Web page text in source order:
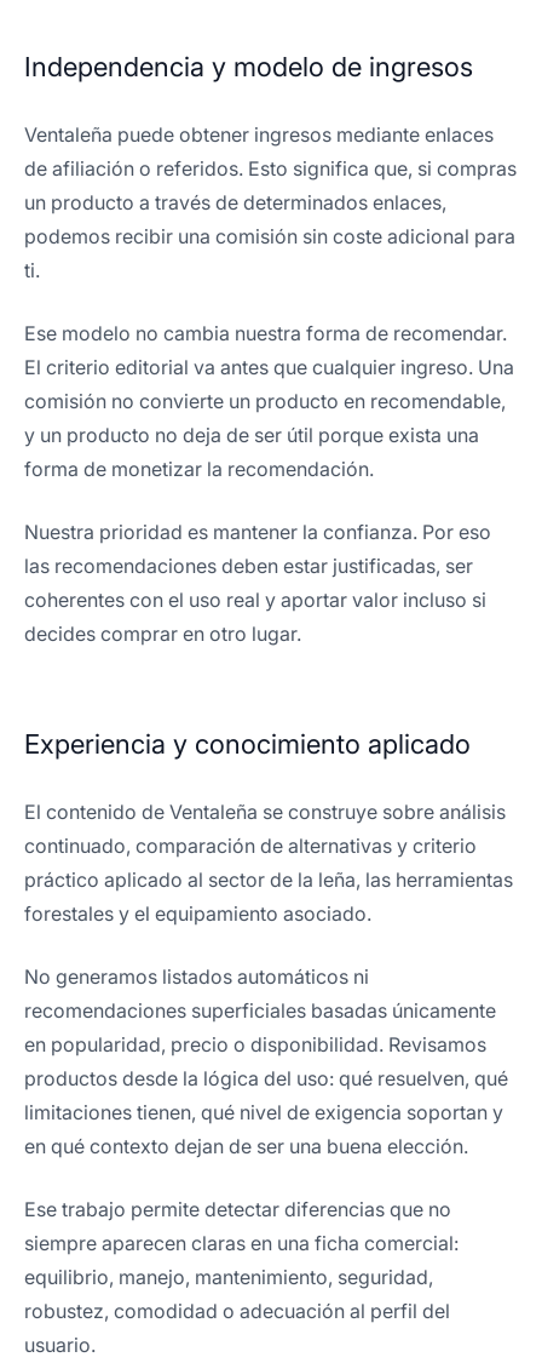
Independencia y modelo de ingresos
Ventaleña puede obtener ingresos mediante enlaces
de afiliación o referidos. Esto significa que, si compras
un producto a través de determinados enlaces,
podemos recibir una comisión sin coste adicional para
ti.
Ese modelo no cambia nuestra forma de recomendar.
El criterio editorial va antes que cualquier ingreso. Una
comisión no convierte un producto en recomendable,
y un producto no deja de ser útil porque exista una
forma de monetizar la recomendación.
Nuestra prioridad es mantener la confianza. Por eso
las recomendaciones deben estar justificadas, ser
coherentes con el uso real y aportar valor incluso si
decides comprar en otro lugar.
Experiencia y conocimiento aplicado
El contenido de Ventaleña se construye sobre análisis
continuado, comparación de alternativas y criterio
práctico aplicado al sector de la leña, las herramientas
forestales y el equipamiento asociado.
No generamos listados automáticos ni
recomendaciones superficiales basadas únicamente
en popularidad, precio o disponibilidad. Revisamos
productos desde la lógica del uso: qué resuelven, qué
limitaciones tienen, qué nivel de exigencia soportan y
en qué contexto dejan de ser una buena elección.
Ese trabajo permite detectar diferencias que no
siempre aparecen claras en una ficha comercial:
equilibrio, manejo, mantenimiento, seguridad,
robustez, comodidad o adecuación al perfil del
usuario.